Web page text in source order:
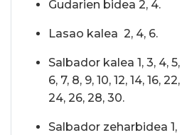
Gudarien bidea 2, 4.
Lasao kalea 2, 4, 6.
Salbador kalea 1, 3, 4, 5,
6, 7, 8, 9, 10, 12, 14, 16, 22,
24, 26, 28, 30.
Salbador zeharbidea 1,